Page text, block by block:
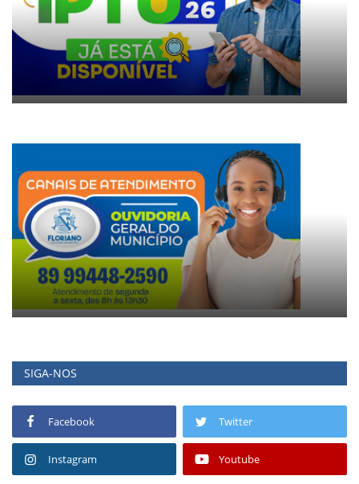
SIGA-NOS
Facebook Twitter
Instagram Youtube